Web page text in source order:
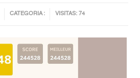
CATEGORIA : VISITAS: 74